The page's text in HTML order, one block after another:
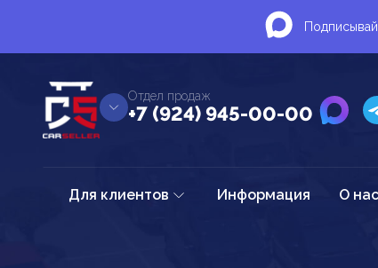
Отдел продаж
+7 (924) 945-00-00
Для клиентов Информация О нас